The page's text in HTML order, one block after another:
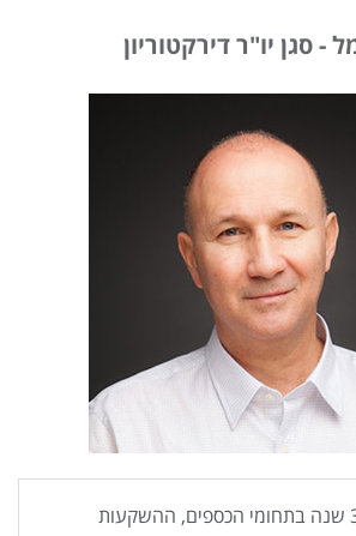
- סגן יו"ר דירקטוריון
בעל ניסיון של כ- 30 שנה בתחומי הכספים, ההשקעות